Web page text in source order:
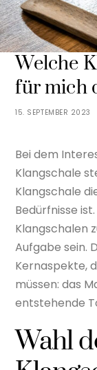
15. SEPTEMBER 2023
Welche
für mich
Bei dem
Klangschale
Klangschale
Bedürfnisse
Klangschalen
Aufgabe sein.
Kernaspekte,
müssen: das
entstehende
Wahl